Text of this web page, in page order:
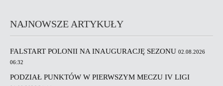
NAJNOWSZE ARTYKUŁY
FALSTART POLONII NA INAUGURACJĘ SEZONU 02.08.2026
06:32
PODZIAŁ PUNKTÓW W PIERWSZYM MECZU IV LIGI